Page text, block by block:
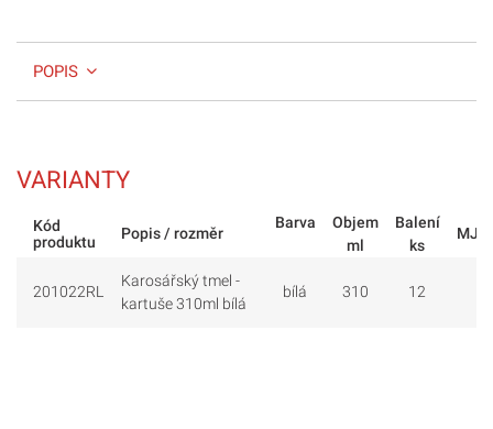
POPIS
VARIANTY
Kód
produktu
Popis / rozměr
Barva Objem Balení
MJ
ml ks
201022RL
Karosářský tmel -
kartuše 310ml bílá
bílá 310 12